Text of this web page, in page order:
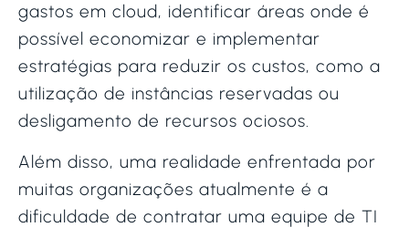
gastos em cloud, identificar áreas onde é
possível economizar e implementar
estratégias para reduzir os custos, como a
utilização de instâncias reservadas ou
desligamento de recursos ociosos.
Além disso, uma realidade enfrentada por
muitas organizações atualmente é a
dificuldade de contratar uma equipe de TI